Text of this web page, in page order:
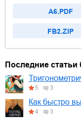
A6.PDF
FB2.ZIP
Последние статьи
5 3
Как быстро
4 3